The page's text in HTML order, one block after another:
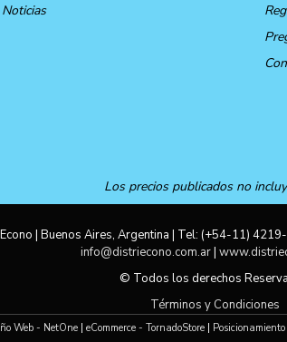
Noticias
Los precios publicados no
| Buenos Aires, Argentina | Tel: (+54-11)
info@distriecono.com.ar|
© Todos los derechos
Términos y Condiciones
Web - NetOne | eCommerce - TornadoStore |